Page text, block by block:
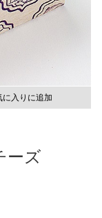
に入りに追加
ーズ